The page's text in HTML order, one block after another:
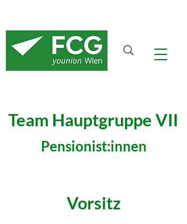
Team Hauptgruppe VII
Pensionist:innen
Vorsitz